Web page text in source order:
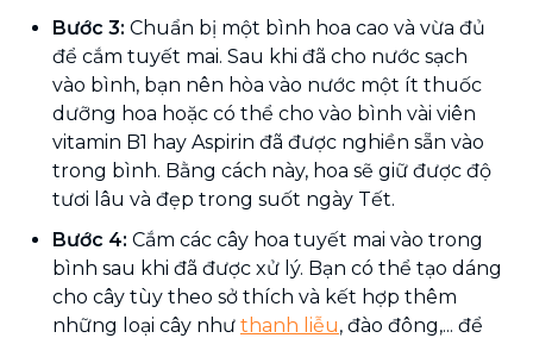
Bước 3: Chuẩn bị một bình hoa cao và vừa đủ
để cắm tuyết mai. Sau khi đã cho nước sạch
vào bình, bạn nên hòa vào nước một ít thuốc
dưỡng hoa hoặc có thể cho vào bình vài viên
vitamin B1 hay Aspirin đã được nghiền sẵn vào
trong bình. Bằng cách này, hoa sẽ giữ được độ
tươi lâu và đẹp trong suốt ngày Tết.
Bước 4: Cắm các cây hoa tuyết mai vào trong
bình sau khi đã được xử lý. Bạn có thể tạo dáng
cho cây tùy theo sở thích và kết hợp thêm
những loại cây như thanh liễu, đào đông,... để